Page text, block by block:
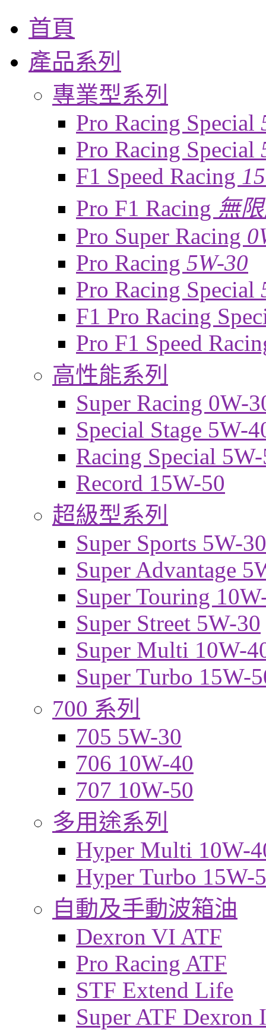
首頁
產品系列
專業型系列
Pro Racing Special
Pro Racing Special
F1 Speed Racing
Pro F1 Racing 無
Pro Super Racing
Pro Racing 5W-30
Pro Racing Special
F1 Pro Racing
Pro F1 Speed
高性能系列
Super Racing 0W-
Special Stage 5W-
Racing Special
Record 15W-50
超級型系列
Super Sports 5W-30
Super Advantage
Super Touring
Super Street 5W-30
Super Multi 10W-
Super Turbo 15W-
700 系列
705 5W-30
706 10W-40
707 10W-50
多用途系列
Hyper Multi 10W-
Hyper Turbo 15W-
自動及手動波箱油
Dexron VI ATF
Pro Racing ATF
STF Extend Life
Super ATF Dexron